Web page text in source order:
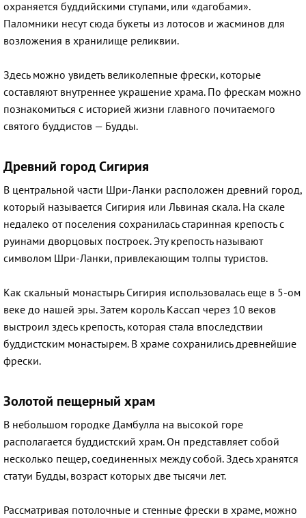
охраняется буддийскими ступами, или «дагобами».
Паломники несут сюда букеты из лотосов и жасминов для
возложения в хранилище реликвии.
Здесь можно увидеть великолепные фрески, которые
составляют внутреннее украшение храма. По фрескам можно
познакомиться с историей жизни главного почитаемого
святого буддистов — Будды.
Древний город Сигирия
В центральной части Шри-Ланки расположен древний город,
который называется Сигирия или Львиная скала. На скале
недалеко от поселения сохранилась старинная крепость с
руинами дворцовых построек. Эту крепость называют
символом Шри-Ланки, привлекающим толпы туристов.
Как скальный монастырь Сигирия использовалась еще в 5-ом
веке до нашей эры. Затем король Кассап через 10 веков
выстроил здесь крепость, которая стала впоследствии
буддистским монастырем. В храме сохранились древнейшие
фрески.
Золотой пещерный храм
В небольшом городке Дамбулла на высокой горе
располагается буддистский храм. Он представляет собой
несколько пещер, соединенных между собой. Здесь хранятся
статуи Будды, возраст которых две тысячи лет.
Рассматривая потолочные и стенные фрески в храме, можно